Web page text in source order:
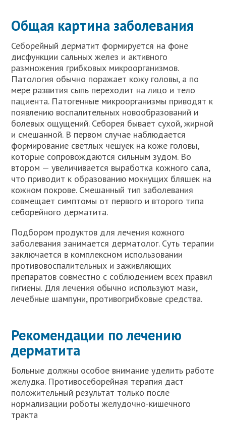
Общая картина заболевания
Себорейный дерматит формируется на фоне
дисфункции сальных желез и активного
размножения грибковых микроорганизмов.
Патология обычно поражает кожу головы, а по
мере развития сыпь переходит на лицо и тело
пациента. Патогенные микроорганизмы приводят к
появлению воспалительных новообразований и
болевых ощущений. Себорея бывает сухой, жирной
и смешанной. В первом случае наблюдается
формирование светлых чешуек на коже головы,
которые сопровождаются сильным зудом. Во
втором — увеличивается выработка кожного сала,
что приводит к образованию мокнущих бляшек на
кожном покрове. Смешанный тип заболевания
совмещает симптомы от первого и второго типа
себорейного дерматита.
Подбором продуктов для лечения кожного
заболевания занимается дерматолог. Суть терапии
заключается в комплексном использовании
противовоспалительных и заживляющих
препаратов совместно с соблюдением всех правил
гигиены. Для лечения обычно используют мази,
лечебные шампуни, противогрибковые средства.
Рекомендации по лечению
дерматита
Больные должны особое внимание уделить работе
желудка. Противосеборейная терапия даст
положительный результат только после
нормализации роботы желудочно-кишечного
тракта